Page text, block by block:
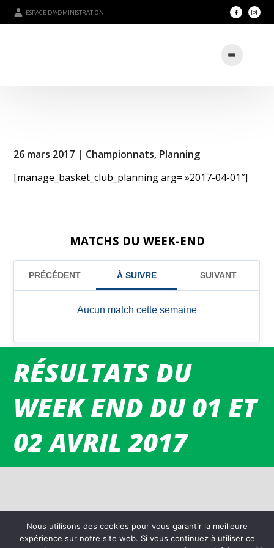
ESPACE D'ADMINISTRATION
RÉSULTATS DU
WEEK END DU 01 ET
02 AVRIL 2017
26 mars 2017 | Championnats, Planning
[manage_basket_club_planning arg= »2017-04-01″]
MATCHS DU WEEK-END
Nous utilisons des cookies pour vous garantir la meilleure
expérience sur notre site web. Si vous continuez à utiliser ce